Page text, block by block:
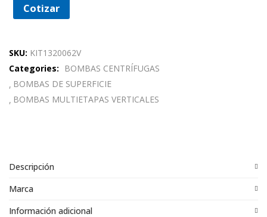
Cotizar
SKU: KIT1320062V
Categories:
BOMBAS CENTRÍFUGAS
BOMBAS DE SUPERFICIE
BOMBAS MULTIETAPAS VERTICALES
Descripción
Marca
Información adicional